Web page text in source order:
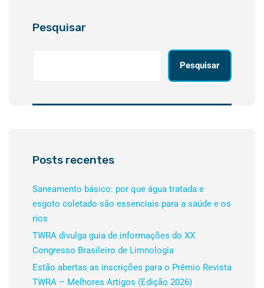
Pesquisar
Pesquisar
Posts recentes
Saneamento básico: por que água tratada e
esgoto coletado são essenciais para a saúde e os
rios
TWRA divulga guia de informações do XX
Congresso Brasileiro de Limnologia
Estão abertas as inscrições para o Prêmio Revista
TWRA – Melhores Artigos (Edição 2026)